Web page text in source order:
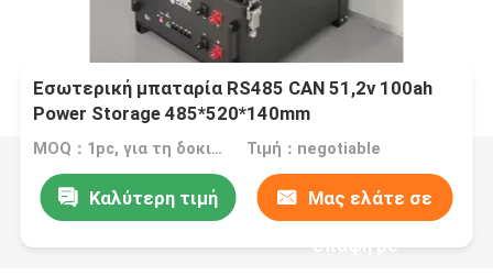
Εσωτερική μπαταρία RS485 CAN 51,2v 100ah
Power Storage 485*520*140mm
MOQ：1pc, για τη δοκιμή δειγμάτων Τιμή：negotiable
Καλύτερη τιμή Μας ελάτε σε
επαφή με